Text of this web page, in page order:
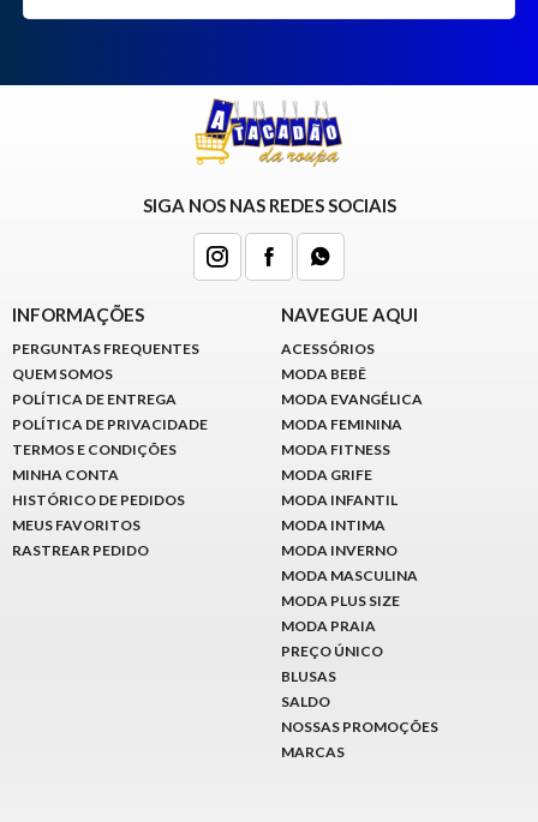
SIGA NOS NAS REDES SOCIAIS
INFORMAÇÕES
PERGUNTAS FREQUENTES
QUEM SOMOS
POLÍTICA DE ENTREGA
POLÍTICA DE PRIVACIDADE
TERMOS E CONDIÇÕES
MINHA CONTA
HISTÓRICO DE PEDIDOS
MEUS FAVORITOS
RASTREAR PEDIDO
NAVEGUE AQUI
ACESSÓRIOS
MODA BEBÊ
MODA EVANGÉLICA
MODA FEMININA
MODA FITNESS
MODA GRIFE
MODA INFANTIL
MODA INTIMA
MODA INVERNO
MODA MASCULINA
MODA PLUS SIZE
MODA PRAIA
PREÇO ÚNICO
BLUSAS
SALDO
NOSSAS PROMOÇÕES
MARCAS